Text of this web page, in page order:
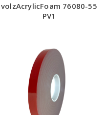
volzAcrylicFoam 76080-55
PV1